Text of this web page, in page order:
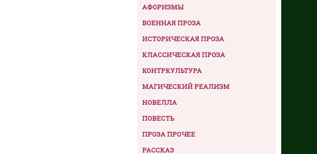
АФОРИЗМЫ
ВОЕННАЯ ПРОЗА
ИСТОРИЧЕСКАЯ ПРОЗА
КЛАССИЧЕСКАЯ ПРОЗА
КОНТРКУЛЬТУРА
МАГИЧЕСКИЙ РЕАЛИЗМ
НОВЕЛЛА
ПОВЕСТЬ
ПРОЗА ПРОЧЕЕ
РАССКАЗ